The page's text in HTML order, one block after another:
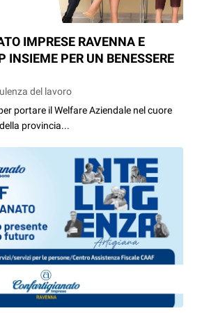
IMPRESE RAVENNA E
INSIEME PER UN BENESSERE
del lavoro
portare il Welfare Aziendale nel cuore
provincia...